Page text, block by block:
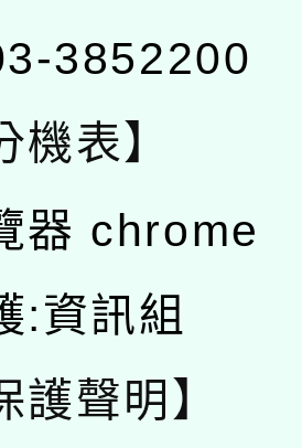
3852200
機表】
器 chrome
:資訊組
護聲明】